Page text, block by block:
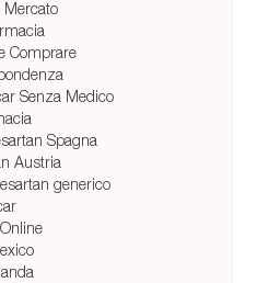
Mercato
Comprare
Senza Medico
Spagna
Austria
generico